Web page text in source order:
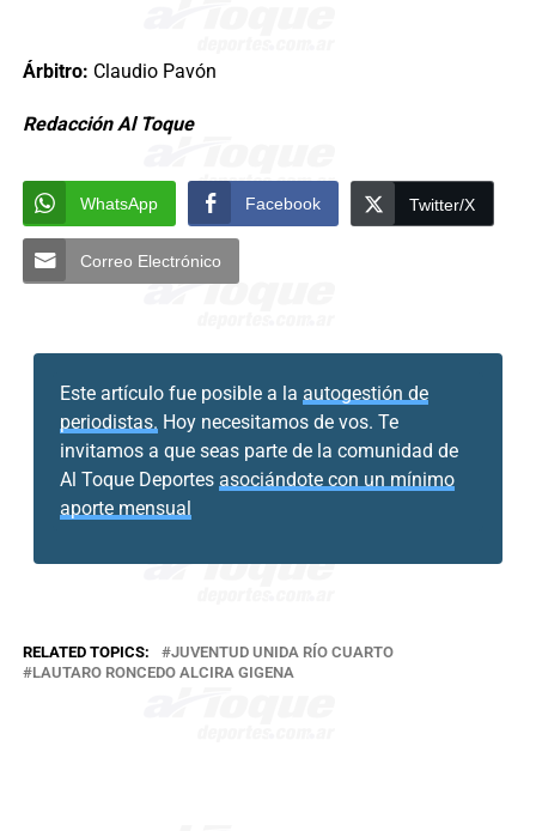
Árbitro: Claudio Pavón
Redacción Al Toque
WhatsApp Facebook Twitter/X
Correo Electrónico
Este artículo fue posible a la autogestión de
periodistas. Hoy necesitamos de vos. Te
invitamos a que seas parte de la comunidad de
Al Toque Deportes asociándote con un mínimo
aporte mensual
RELATED TOPICS:
JUVENTUD UNIDA RÍO CUARTO
LAUTARO RONCEDO ALCIRA GIGENA